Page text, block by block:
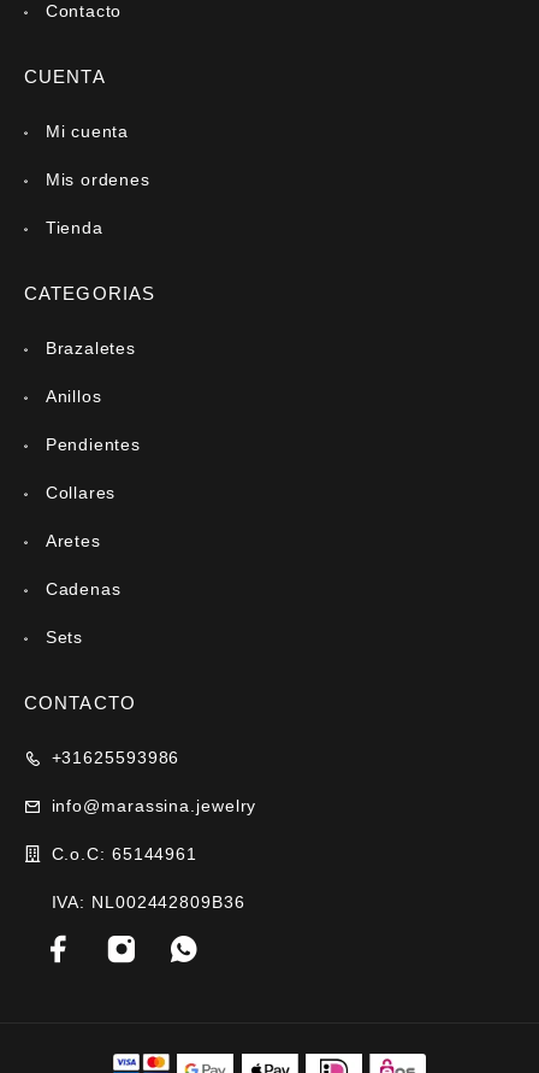
Contacto
CUENTA
Mi cuenta
Mis ordenes
Tienda
CATEGORIAS
Brazaletes
Anillos
Pendientes
Collares
Aretes
Cadenas
Sets
CONTACTO
+31625593986
info@marassina.jewelry
C.o.C: 65144961
IVA: NL002442809B36